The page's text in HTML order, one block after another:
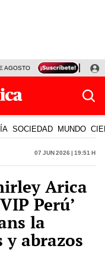
AGOSTO TINKA RESULTADOS
SOCIEDAD MUNDO
07 Jun 2026 | 19:51 h
Arica
Perú’
la
abrazos